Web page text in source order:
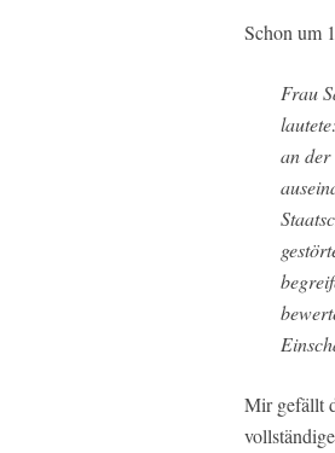
Schon um
Frau
an der
Mir gefällt